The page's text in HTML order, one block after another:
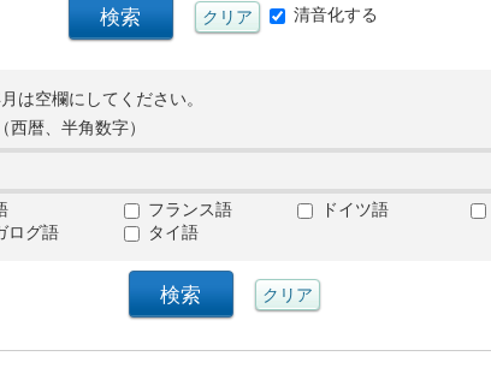
清音化する
は空欄にしてください。
西暦、半角数字）
フランス語 ドイツ語
ログ語 タイ語